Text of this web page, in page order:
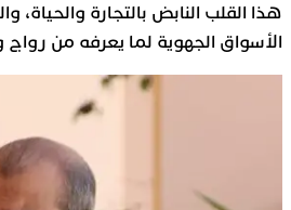
هذا القلب النابض بالتجارة والحياة،
الأسواق الجهوية لما يعرفه من رواج